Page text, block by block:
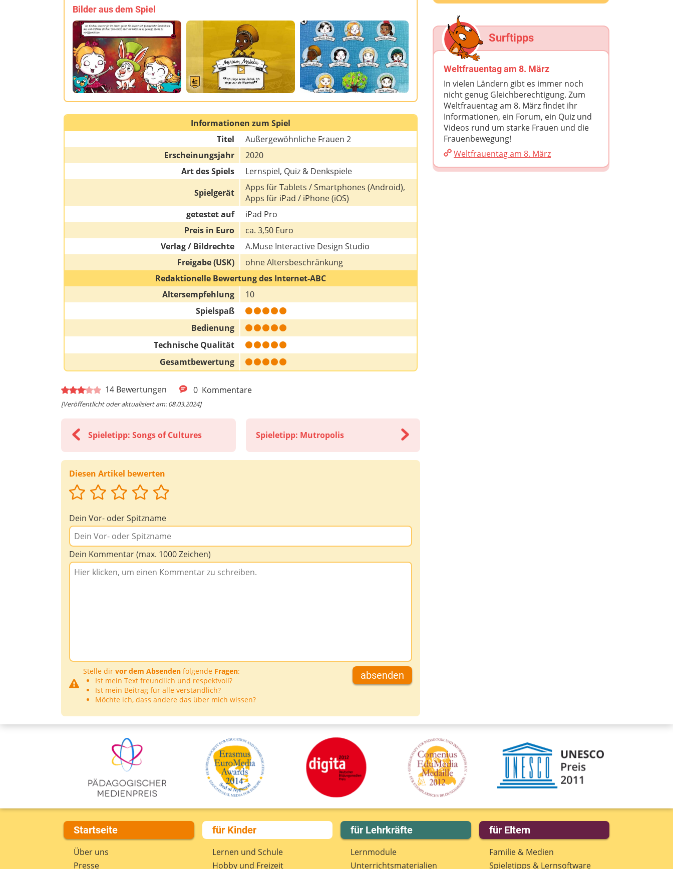
Bilder aus dem Spiel
Informationen zum Spiel
Titel
Außergewöhnliche Frauen 2
Erscheinungsjahr
2020
Art des Spiels
Lernspiel, Quiz & Denkspiele
Spielgerät
Apps für Tablets / Smartphones (Android),
Apps für iPad / iPhone (iOS)
getestet auf
iPad Pro
Preis in Euro
ca. 3,50 Euro
Verlag / Bildrechte
A.Muse Interactive Design Studio
Freigabe (USK)
ohne Altersbeschränkung
Redaktionelle Bewertung des Internet-ABC
Altersempfehlung
10
Spielspaß
Bedienung
Technische Qualität
Gesamtbewertung
14 Bewertungen 0 Kommentare
[Veröffentlicht oder aktualisiert am: 08.03.2024]
Spieletipp: Songs of Cultures Spieletipp: Mutropolis
Diesen Artikel bewerten
Dein Vor- oder Spitzname
Dein Kommentar (max. 1000 Zeichen)
Stelle dir vor dem Absenden folgende Fragen:
Ist mein Text freundlich und respektvoll?
Ist mein Beitrag für alle verständlich?
Möchte ich, dass andere das über mich wissen?
absenden
Deine E-Mail-Adresse (wenn du eine
Antwort möchtest)
Deine Nachricht
Surftipps
Weltfrauentag am 8. März
In vielen Ländern gibt es immer noch
nicht genug Gleichberechtigung. Zum
Weltfrauentag am 8. März findet ihr
Informationen, ein Forum, ein Quiz und
Videos rund um starke Frauen und die
Frauenbewegung!
Weltfrauentag am 8. März
Startseite
Über uns
Presse
für Kinder
Lernen und Schule
Hobby und Freizeit
für Lehrkräfte
Lernmodule
Unterrichts­materialien
für Eltern
Familie & Medien
Spieletipps & Lernsoftware